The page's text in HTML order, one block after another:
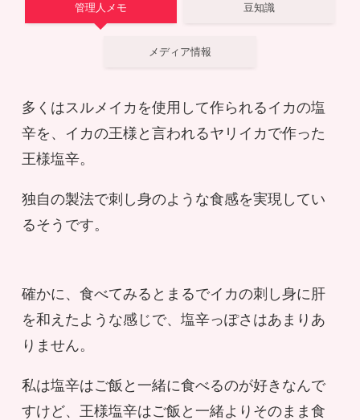
管理人メモ 豆知識
メディア情報
多くはスルメイカを使用して作られるイカの塩
辛を、イカの王様と言われるヤリイカで作った
王様塩辛。
独自の製法で刺し身のような食感を実現してい
るそうです。
確かに、食べてみるとまるでイカの刺し身に肝
を和えたような感じで、塩辛っぽさはあまりあ
りません。
私は塩辛はご飯と一緒に食べるのが好きなんで
すけど、王様塩辛はご飯と一緒よりそのまま食